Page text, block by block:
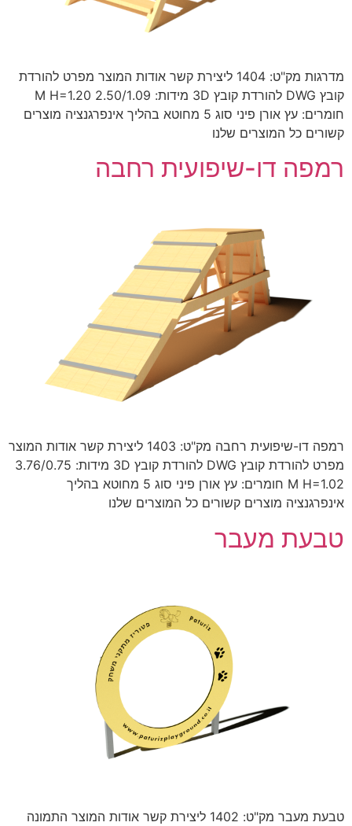
מדרגות מק"ט: 1404 ליצירת קשר אודות המוצר מפרט להורדת
קובץ DWG להורדת קובץ 3D מידות: 2.50/1.09 M H=1.20
חומרים: עץ אורן פיני סוג 5 מחוטא בהליך אינפרגנציה מוצרים
קשורים כל המוצרים שלנו
רמפה דו-שיפועית רחבה
רמפה דו-שיפועית רחבה מק"ט: 1403 ליצירת קשר אודות המוצר
מפרט להורדת קובץ DWG להורדת קובץ 3D מידות: 3.76/0.75
M H=1.02 חומרים: עץ אורן פיני סוג 5 מחוטא בהליך
אינפרגנציה מוצרים קשורים כל המוצרים שלנו
טבעת מעבר
טבעת מעבר מק"ט: 1402 ליצירת קשר אודות המוצר התמונה